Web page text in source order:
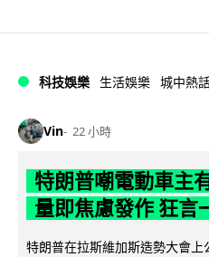
科技娛樂 生活娛樂 城中熱
Vin 22 小時
特朗普嘲電動車主
量即焦慮發作 狂言
特朗普在拉斯維加斯造勢大會